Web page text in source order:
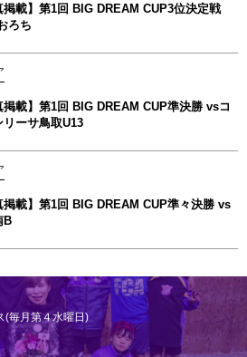
掲載】第1回 BIG DREAM CUP3位決定戦
ろち
掲載】第1回 BIG DREAM CUP準決勝 vsコ
リーサ鳥取U13
掲載】第1回 BIG DREAM CUP準々決勝 vs
B
毎月第４水曜日)